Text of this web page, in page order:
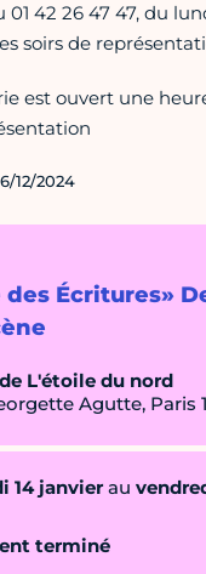
des Écritures»
L'étoile du nord
Agutte, Paris
14 janvierau
terminé
01 42 26 47 47, du
soirs de
est ouvert une
12/2024